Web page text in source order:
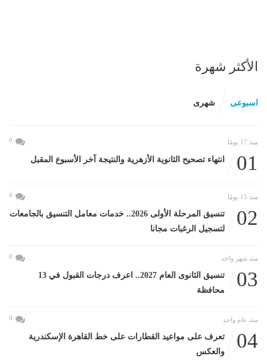
الأكثر شهرة
اسبوعى شهرى
منذ 17 يومًا 0
01 انتهاء تصحيح الثانوية الأزهرية والنتيجة آخر الأسبوع المقبل
منذ 15 يومًا 0
02
تنسيق المرحلة الأولى 2026.. خدمات معامل التنسيق بالجامعات
لتسجيل الرغبات مجانا
منذ شهر واحد 0
03
تنسيق الثانوى العام 2027.. اعرف درجات القبول في 13
محافظة
منذ عام واحد 0
04
تعرف على مواعيد القطارات على خط القاهرة الإسكندرية
والعكس